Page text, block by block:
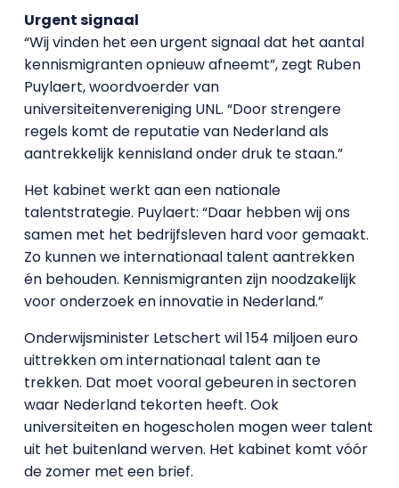
Urgent signaal
“Wij vinden het een urgent signaal dat het aantal
kennismigranten opnieuw afneemt”, zegt Ruben
Puylaert, woordvoerder van
universiteitenvereniging UNL. “Door strengere
regels komt de reputatie van Nederland als
aantrekkelijk kennisland onder druk te staan.”
Het kabinet werkt aan een nationale
talentstrategie. Puylaert: “Daar hebben wij ons
samen met het bedrijfsleven hard voor gemaakt.
Zo kunnen we internationaal talent aantrekken
én behouden. Kennismigranten zijn noodzakelijk
voor onderzoek en innovatie in Nederland.”
Onderwijsminister Letschert wil 154 miljoen euro
uittrekken om internationaal talent aan te
trekken. Dat moet vooral gebeuren in sectoren
waar Nederland tekorten heeft. Ook
universiteiten en hogescholen mogen weer talent
uit het buitenland werven. Het kabinet komt vóór
de zomer met een brief.